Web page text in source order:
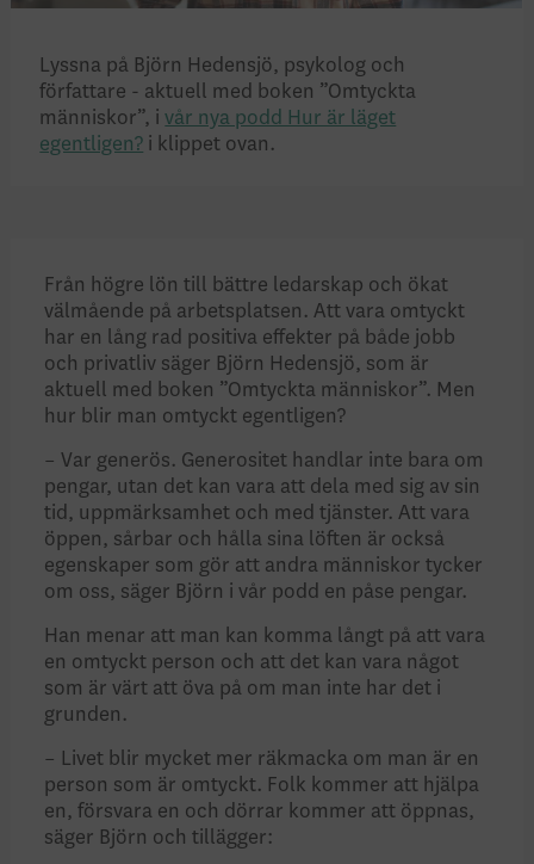
Lyssna på Björn Hedensjö, psykolog och
författare - aktuell med boken ”Omtyckta
människor”, ivår nya podd Hur är läget
egentligen? i klippet ovan.
Från högre lön till bättre ledarskap och ökat
välmående på arbetsplatsen. Att vara omtyckt
har en lång rad positiva effekter på både jobb
och privatliv säger Björn Hedensjö, som är
aktuell med boken ”Omtyckta människor”. Men
hur blir man omtyckt egentligen?
– Var generös. Generositet handlar inte bara om
pengar, utan det kan vara att dela med sig av sin
tid, uppmärksamhet och med tjänster. Att vara
öppen, sårbar och hålla sina löften är också
egenskaper som gör att andra människor tycker
om oss, säger Björn i vår podd en påse pengar.
Han menar att man kan komma långt på att vara
en omtyckt person och att det kan vara något
som är värt att öva på om man inte har det i
grunden.
– Livet blir mycket mer räkmacka om man är en
person som är omtyckt. Folk kommer att hjälpa
en, försvara en och dörrar kommer att öppnas,
säger Björn och tillägger: